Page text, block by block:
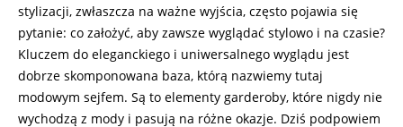
stylizacji, zwłaszcza na ważne wyjścia, często pojawia się
pytanie: co założyć, aby zawsze wyglądać stylowo i na czasie?
Kluczem do eleganckiego i uniwersalnego wyglądu jest
dobrze skomponowana baza, którą nazwiemy tutaj
modowym sejfem. Są to elementy garderoby, które nigdy nie
wychodzą z mody i pasują na różne okazje. Dziś podpowiem